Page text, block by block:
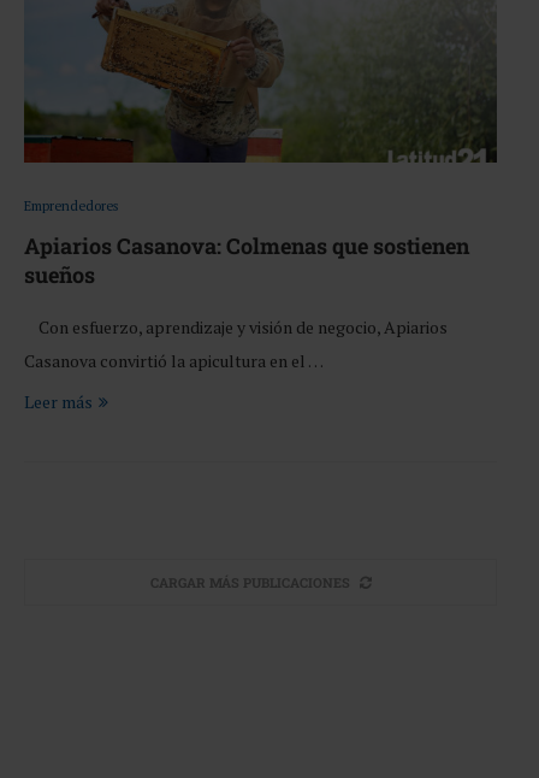
Emprendedores
Apiarios Casanova: Colmenas que sostienen
sueños
Con esfuerzo, aprendizaje y visión de negocio, Apiarios
Casanova convirtió la apicultura en el …
Leer más
CARGAR MÁS PUBLICACIONES